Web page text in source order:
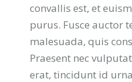
convallis est, et
purus. Fusce auctor
malesuada, quis
Praesent nec
erat, tincidunt id